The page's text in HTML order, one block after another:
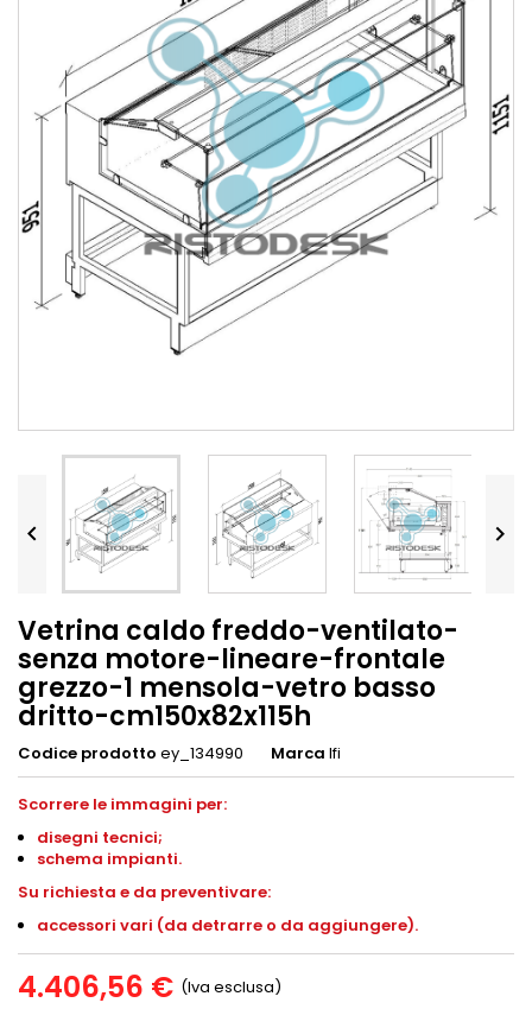
 
Vetrina caldo freddo-ventilato-
senza motore-lineare-frontale
grezzo-1 mensola-vetro basso
dritto-cm150x82x115h
Codice prodotto ey_134990 Marca Ifi
Scorrere le immagini per:
disegni tecnici;
schema impianti.
Su richiesta e da preventivare:
accessori vari (da detrarre o da aggiungere).
4.406,56 € (Iva esclusa)